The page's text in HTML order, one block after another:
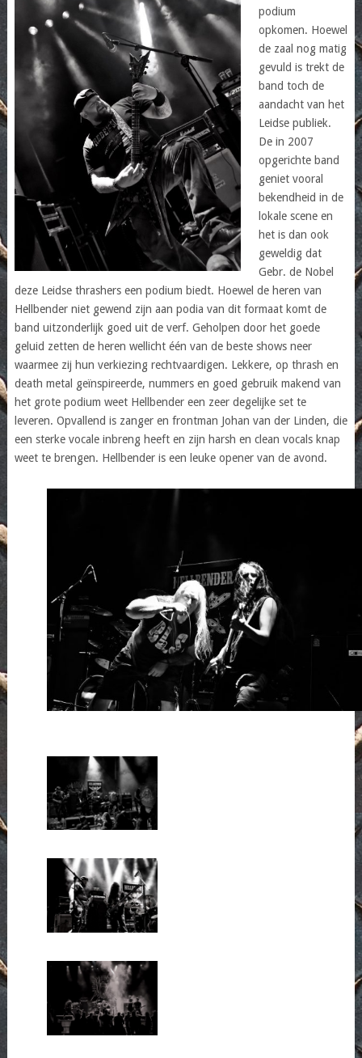
podium
opkomen. Hoewel
de zaal nog matig
gevuld is trekt de
band toch de
aandacht van het
Leidse publiek.
De in 2007
opgerichte band
geniet vooral
bekendheid in de
lokale scene en
het is dan ook
geweldig dat
Gebr. de Nobel
deze Leidse thrashers een podium biedt. Hoewel de heren van
Hellbender niet gewend zijn aan podia van dit formaat komt de
band uitzonderlijk goed uit de verf. Geholpen door het goede
geluid zetten de heren wellicht één van de beste shows neer
waarmee zij hun verkiezing rechtvaardigen. Lekkere, op thrash en
death metal geïnspireerde, nummers en goed gebruik makend van
het grote podium weet Hellbender een zeer degelijke set te
leveren. Opvallend is zanger en frontman Johan van der Linden, die
een sterke vocale inbreng heeft en zijn harsh en clean vocals knap
weet te brengen. Hellbender is een leuke opener van de avond.